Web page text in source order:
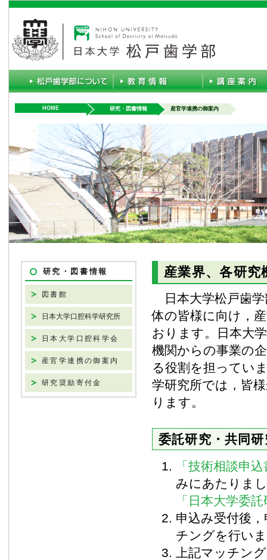
HOME 研究・図書情報 産官学連携の御案内
研究・図書情報
図書館
日本大学口腔科学研究所
日本大学口腔科学会
産官学連携の御案内
研究奨励寄付金
産業界、各研究
日本大学松戸歯学
体の皆様に向け，
おります。日本大
機関からの事業の
る役割を担ってい
学研究所では，皆
ります。
委託研究・共同
「技術相談申
みにあたりま
「日本大学委
申込み受付後
チングを行い
上記マッチン